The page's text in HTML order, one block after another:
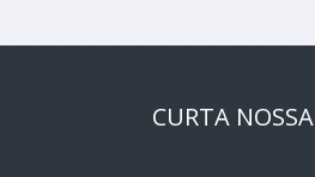
CURTA NOSSA